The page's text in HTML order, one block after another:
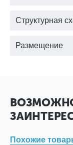
Структурная
Размещение
Похожие